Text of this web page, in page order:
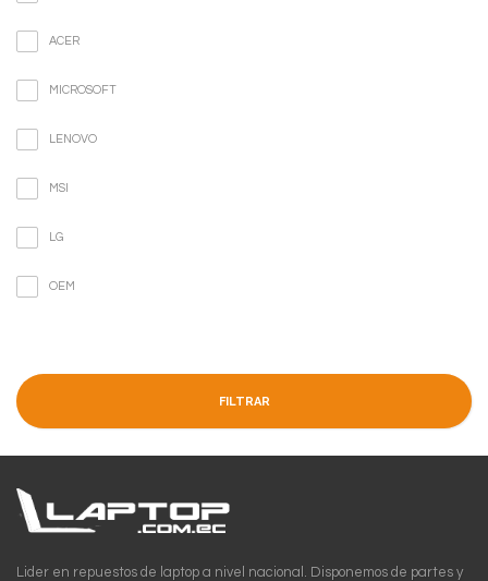
ACER
MICROSOFT
LENOVO
MSI
LG
OEM
FILTRAR
Lider en repuestos de laptop a nivel nacional. Disponemos de partes y